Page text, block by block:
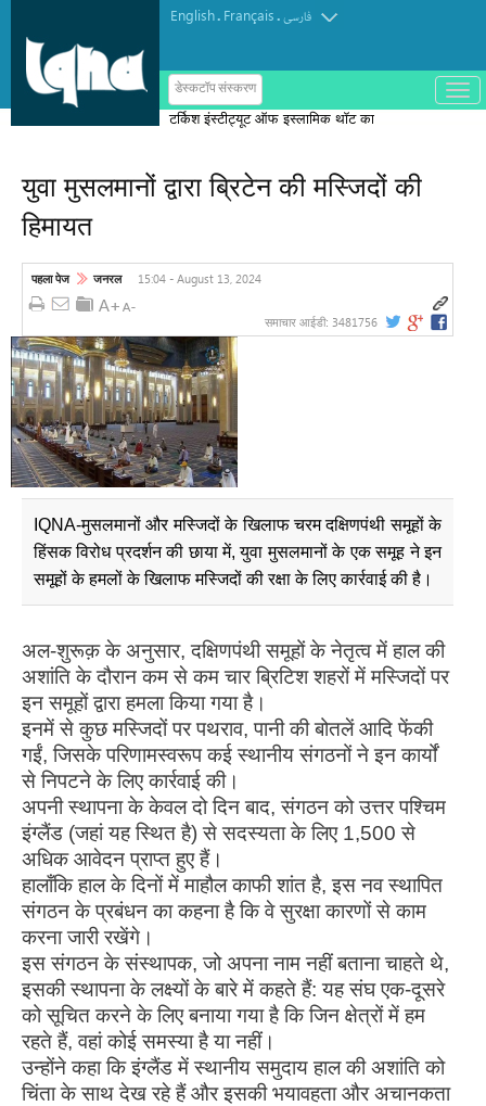
English. Français.فارسی
डेस्कटॉप संस्करण
ب
ا
टर्किश इंस्टीट्यूट ऑफ इस्लामिक थॉट का
युवा मुसलमानों द्वारा ब्रिटेन की मस्जिदों की
हिमायत
पहला पेज जनरल 15:04 - August 13, 2024
समाचार आईडी: 3481756
IQNA-मुसलमानों और मस्जिदों के खिलाफ चरम दक्षिणपंथी समूहों के
हिंसक विरोध प्रदर्शन की छाया में, युवा मुसलमानों के एक समूह ने इन
समूहों के हमलों के खिलाफ मस्जिदों की रक्षा के लिए कार्रवाई की है।
अल-शुरूक़ के अनुसार, दक्षिणपंथी समूहों के नेतृत्व में हाल की
अशांति के दौरान कम से कम चार ब्रिटिश शहरों में मस्जिदों पर
इन समूहों द्वारा हमला किया गया है।
इनमें से कुछ मस्जिदों पर पथराव, पानी की बोतलें आदि फेंकी
गईं, जिसके परिणामस्वरूप कई स्थानीय संगठनों ने इन कार्यों
से निपटने के लिए कार्रवाई की।
अपनी स्थापना के केवल दो दिन बाद, संगठन को उत्तर पश्चिम
इंग्लैंड (जहां यह स्थित है) से सदस्यता के लिए 1,500 से
अधिक आवेदन प्राप्त हुए हैं।
हालाँकि हाल के दिनों में माहौल काफी शांत है, इस नव स्थापित
संगठन के प्रबंधन का कहना है कि वे सुरक्षा कारणों से काम
करना जारी रखेंगे।
इस संगठन के संस्थापक, जो अपना नाम नहीं बताना चाहते थे,
इसकी स्थापना के लक्ष्यों के बारे में कहते हैं: यह संघ एक-दूसरे
को सूचित करने के लिए बनाया गया है कि जिन क्षेत्रों में हम
रहते हैं, वहां कोई समस्या है या नहीं।
उन्होंने कहा कि इंग्लैंड में स्थानीय समुदाय हाल की अशांति को
चिंता के साथ देख रहे हैं और इसकी भयावहता और अचानकता